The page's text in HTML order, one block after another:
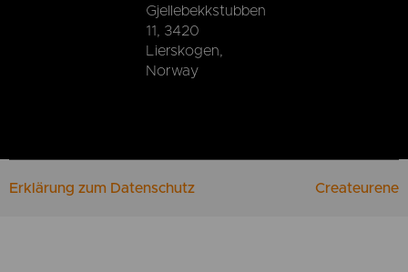
Gjellebekkstubben
11, 3420
Lierskogen,
Norway
Erklärung zum Datenschutz Createurene